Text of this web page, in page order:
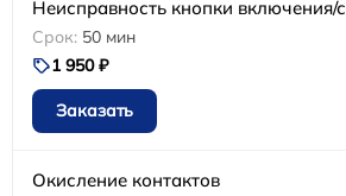
Неисправность кнопки включения/
50 мин
1 950 ₽
Заказать
Окисление контактов